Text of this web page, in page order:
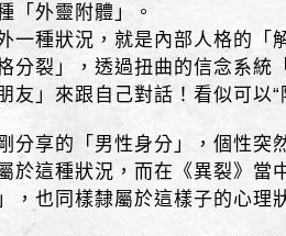
「外靈附體」。
一種狀況，就是內部人格的「
格分裂」，透過扭曲的信念系
朋友」來跟自己對話！看似可以
分享的「男性身分」，個性突
於這種狀況，而在《異裂》當
，也同樣隸屬於這樣子的心理